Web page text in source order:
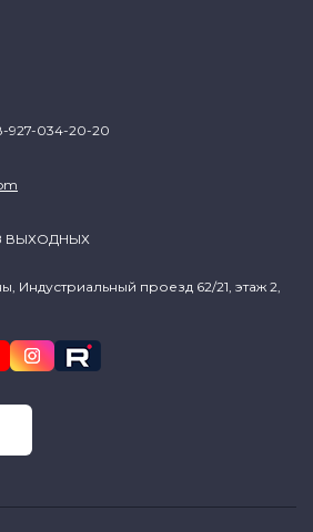
927-034-20-20
ВЫХОДНЫХ
Индустриальный проезд 62/21, этаж 2,